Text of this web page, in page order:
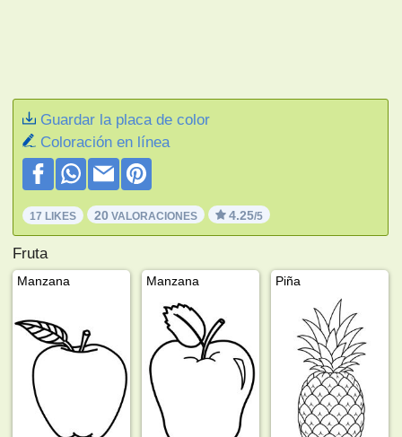
Guardar la placa de color
Coloración en línea
17 LIKES 20 VALORACIONES 4.25/5
Fruta
Manzana Manzana Piña